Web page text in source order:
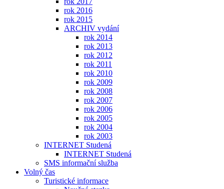
rok 2016
rok 2015
ARCHIV vydání
rok 2014
rok 2013
rok 2012
rok 2011
rok 2010
rok 2009
rok 2008
rok 2007
rok 2006
rok 2005
rok 2004
rok 2003
INTERNET Studená
INTERNET Studená
SMS informační služba
Volný čas
Turistické informace